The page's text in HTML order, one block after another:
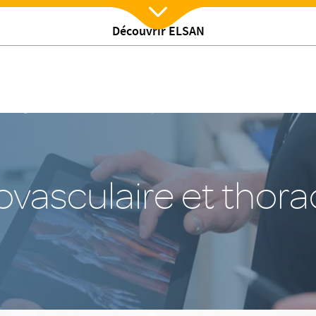
Découvrir ELSAN
Nx:Afficher menu
cardiovasculaire et thoracique
et